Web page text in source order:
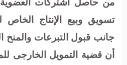
تسويق وبيع الإنتاج الخاص
جانب قبول التبرعات والمنح
أن قضية التمويل الخارجى